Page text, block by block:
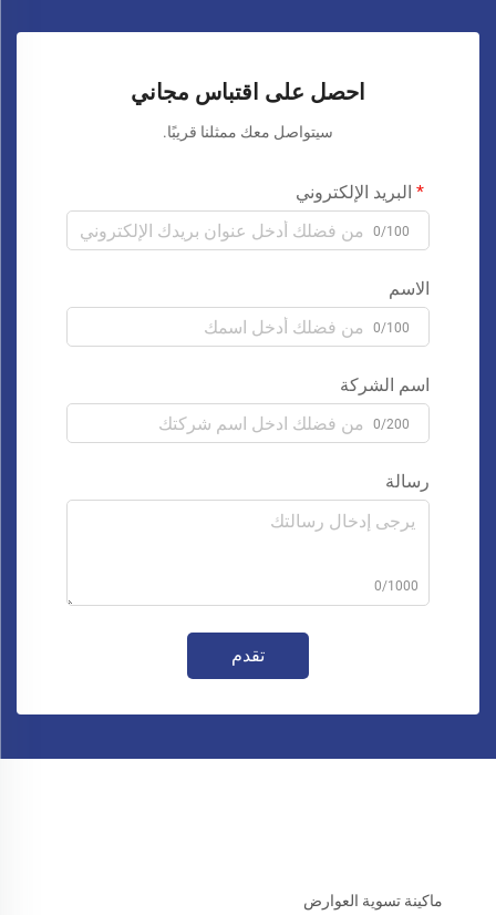
احصل على اقتباس مجاني
سيتواصل معك ممثلنا قريبًا.
البريد الإلكتروني
0/100
الاسم
0/100
اسم الشركة
0/200
رسالة
0/1000
تقدم
ماكينة تسوية العوارض